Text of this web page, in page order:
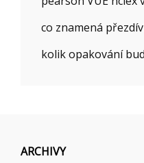
co znamená
kolik opakování
ARCHIVY